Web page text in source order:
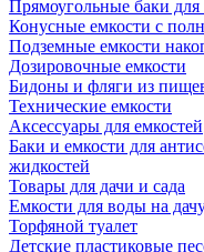
Прямоугольные баки
Конусные емкости с
Подземные емкости
Дозировочные емкости
Бидоны и фляги из
Технические емкости
Аксессуары для емкостей
Баки и емкости для
жидкостей
Товары для дачи и сада
Емкости для воды на
Торфяной туалет
Детские пластиковые